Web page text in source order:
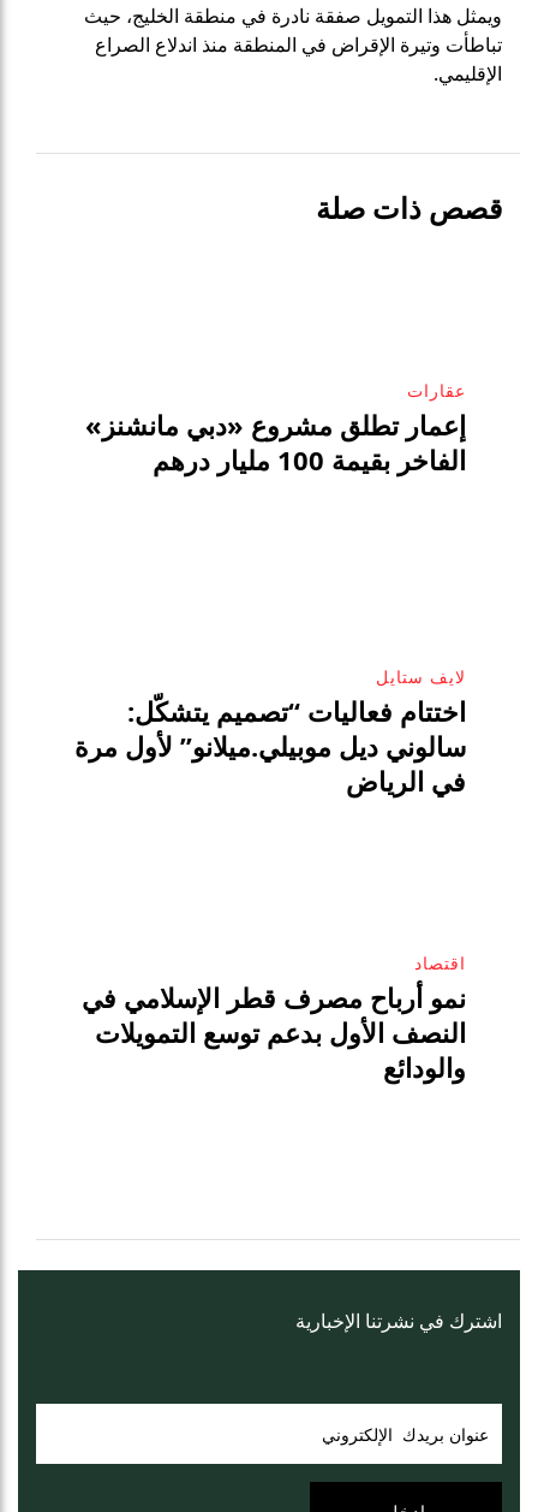
ويمثل هذا التمويل صفقة نادرة في منطقة الخليج، حيث
تباطأت وتيرة الإقراض في المنطقة منذ اندلاع الصراع
الإقليمي.
قصص ذات صلة
عقارات
إعمار تطلق مشروع «دبي مانشنز»
الفاخر بقيمة 100 مليار درهم
لايف ستايل
اختتام فعاليات “تصميم يتشكّل:
سالوني ديل موبيلي.ميلانو” لأول مرة
في الرياض
اقتصاد
نمو أرباح مصرف قطر الإسلامي في
النصف الأول بدعم توسع التمويلات
والودائع
اشترك في نشرتنا الإخبارية